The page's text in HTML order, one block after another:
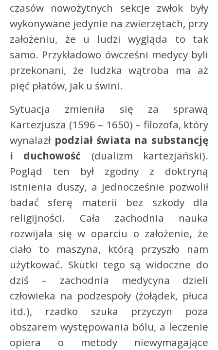
czasów nowożytnych sekcje zwłok były
wykonywane jedynie na zwierzętach, przy
założeniu, że u ludzi wygląda to tak
samo. Przykładowo ówcześni medycy byli
przekonani, że ludzka wątroba ma aż
pięć płatów, jak u świni.
Sytuacja zmieniła się za sprawą
Kartezjusza (1596 – 1650) – filozofa, który
wynalazł podział świata na substancję
i duchowość (dualizm kartezjański).
Pogląd ten był zgodny z doktryną
istnienia duszy, a jednocześnie pozwolił
badać sferę materii bez szkody dla
religijności. Cała zachodnia nauka
rozwijała się w oparciu o założenie, że
ciało to maszyna, którą przyszło nam
użytkować. Skutki tego są widoczne do
dziś – zachodnia medycyna dzieli
człowieka na podzespoły (żołądek, płuca
itd.), rzadko szuka przyczyn poza
obszarem występowania bólu, a leczenie
opiera o metody niewymagające